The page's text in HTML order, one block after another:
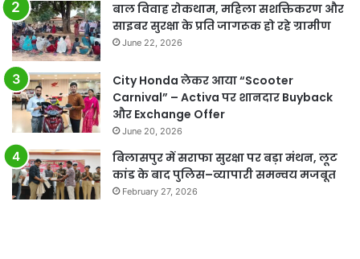
बाल विवाह रोकथाम, महिला सशक्तिकरण और
साइबर सुरक्षा के प्रति जागरूक हो रहे ग्रामीण
June 22, 2026
City Honda लेकर आया “Scooter
Carnival” – Activa पर शानदार Buyback
और Exchange Offer
June 20, 2026
बिलासपुर में सराफा सुरक्षा पर बड़ा मंथन, लूट
कांड के बाद पुलिस–व्यापारी समन्वय मजबूत
February 27, 2026